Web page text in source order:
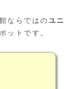
ならではのユニ
ットです。